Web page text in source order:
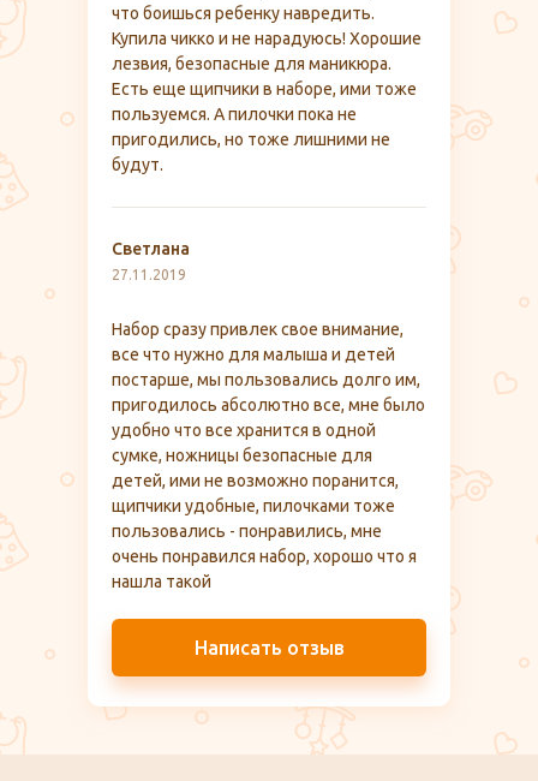
что боишься ребенку навредить.
Купила чикко и не нарадуюсь! Хорошие
лезвия, безопасные для маникюра.
Есть еще щипчики в наборе, ими тоже
пользуемся. А пилочки пока не
пригодились, но тоже лишними не
будут.
Светлана
27.11.2019
Набор сразу привлек свое внимание,
все что нужно для малыша и детей
постарше, мы пользовались долго им,
пригодилось абсолютно все, мне было
удобно что все хранится в одной
сумке, ножницы безопасные для
детей, ими не возможно поранится,
щипчики удобные, пилочками тоже
пользовались - понравились, мне
очень понравился набор, хорошо что я
нашла такой
Написать отзыв